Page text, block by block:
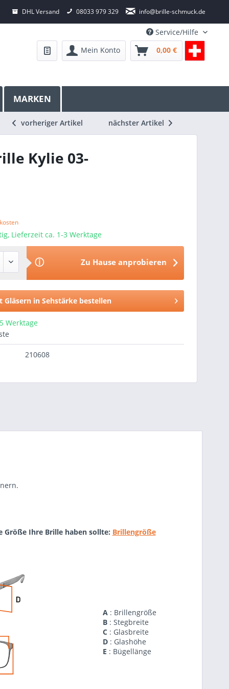
DHL Versand 08033 979 329 info@brille-schmuck.de
Service/Hilfe
Mein Konto
0,00 €
MARKEN
vorheriger Artikel nächster Artikel
Kylie 03-
Lieferzeit ca. 1-3 Werktage
ⓘ Zu Hause anprobieren
Gläsern in Sehstärke bestellen
Werktage
210608
Größe Ihre Brille haben sollte: Brillengröße
A : Brillengröße
B : Stegbreite
C : Glasbreite
D : Glashöhe
E : Bügellänge